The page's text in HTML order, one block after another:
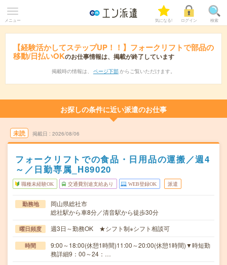
メニュー 気になる! ログイン 検索
【経験活かしてステップUP！！】フォークリフトで部品の
移動/日払いOKのお仕事情報は、掲載が終了しています
掲載時の情報は、 ページ下部 からご覧いただけます。
お探しの条件に近い派遣のお仕事
未読 掲載日 2026/08/06
フォークリフトでの食品・日用品の運搬／週4
～／日勤専属_H89020
職種未経験OK 交通費別途支給あり WEB登録OK 派遣
勤務地
岡山県総社市
総社駅から車8分／清音駅から徒歩30分
曜日頻度 週3日～勤務OK ★シフト制※シフト相談可
時間
9:00～18:00(休憩1時間)11:00～20:00(休憩1時間)▼時短勤
務詳細9：00～24：…